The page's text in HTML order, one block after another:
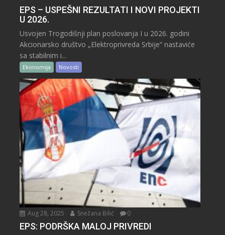
EPS – USPEŠNI REZULTATI I NOVI PROJEKTI
U 2026.
Usvojen Trogodišnji plan poslovanja I u 2026. godini
Akcionarsko društvo „Elektroprivreda Srbije“ nastaviće
sa stabilnim i...
Ekonomija Novosti
Aug 28, 2025 Snežana Bilić 0
EPS: PODRŠKA MALOJ PRIVREDI